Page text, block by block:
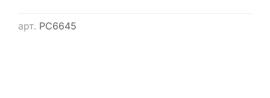
арт. РС6645